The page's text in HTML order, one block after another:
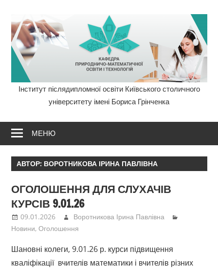
вмісту
Кафедра
ПМОТ
Інститут
освіти
Грінченка
Інститут післядипломної освіти Київського столичного
університету імені Бориса Грінченка
МЕНЮ
АВТОР: ВОРОТНИКОВА ІРИНА ПАВЛІВНА
ОГОЛОШЕННЯ ДЛЯ СЛУХАЧІВ
КУРСІВ 9.01.26
09.01.2026
Воротникова Ірина Павлівна
Новини, Оголошення
Шановні колеги, 9.01.26 р. курси підвищення
кваліфікації вчителів математики і вчителів різних